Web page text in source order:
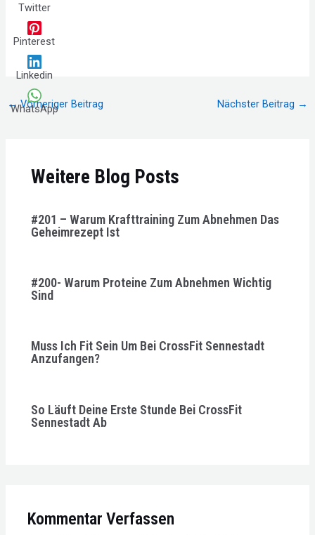
Twitter
Pinterest
Linkedin
WhatsApp
Beitragsnavigation
←Vorheriger Beitrag Nächster Beitrag →
Weitere Blog Posts
#201 – Warum Krafttraining Zum Abnehmen Das
Geheimrezept Ist
#200- Warum Proteine Zum Abnehmen Wichtig
Sind
Muss Ich Fit Sein Um Bei CrossFit Sennestadt
Anzufangen?
So Läuft Deine Erste Stunde Bei CrossFit
Sennestadt Ab
Kommentar Verfassen